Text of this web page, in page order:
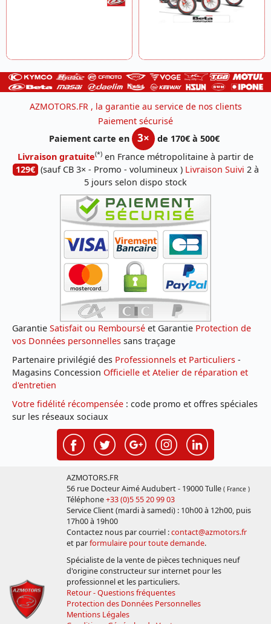
AZMOTORS.FR , la garantie au service de nos clients
Paiement sécurisé
Paiement carte en
3×
de 170€ à 500€
Livraison gratuite(*) en France métropolitaine à partir de
129€ (sauf CB 3× - Promo - volumineux ) Livraison Suivi 2 à
5 jours selon dispo stock
Garantie Satisfait ou Remboursé et Garantie Protection de
vos Données personnelles sans traçage
Partenaire privilégié des Professionnels et Particuliers -
Magasins Concession Officielle et Atelier de réparation et
d'entretien
Votre fidélité récompensée : code promo et offres spéciales
sur les réseaux sociaux
AZMOTORS.FR
56 rue Docteur Aimé Audubert - 19000 Tulle ( France )
Téléphone+33 (0)5 55 20 99 03
Service Client (mardi à samedi) : 10h00 à 12h00, puis
17h00 à 19h00
Contactez nous par courriel :contact@azmotors.fr
et parformulaire pour toute demande.
Spécialiste de la vente de pièces techniques neuf
d'origine constructeur sur internet pour les
professionnel et les particuliers.
Retour - Questions fréquentes
Protection des Données Personnelles
Mentions Légales